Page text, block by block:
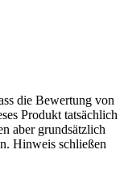
die Bewertung von
Produkt tatsächlich
aber grundsätzlich
Hinweis schließen